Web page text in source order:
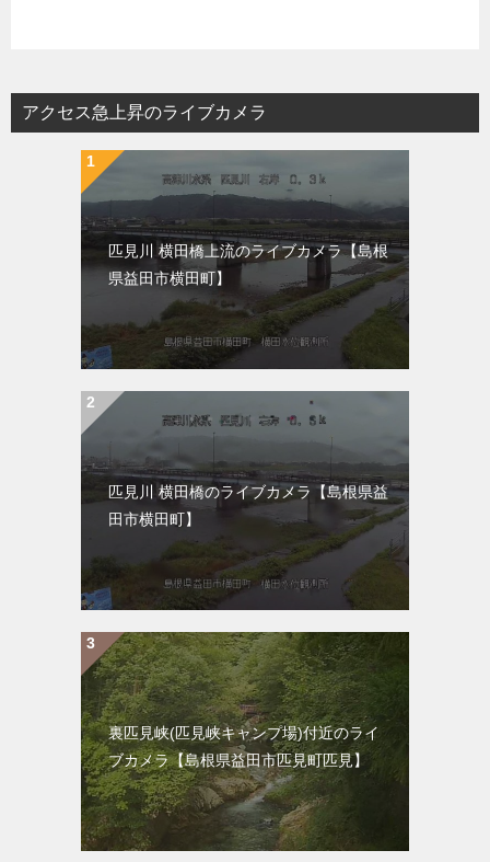
アクセス急上昇のライブカメラ
匹見川 横田橋上流のライブカメラ【島根
県益田市横田町】
匹見川 横田橋のライブカメラ【島根県益
田市横田町】
裏匹見峡(匹見峡キャンプ場)付近のライ
ブカメラ【島根県益田市匹見町匹見】